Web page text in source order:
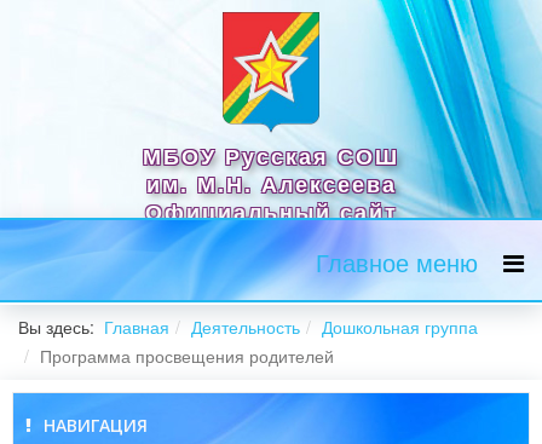
МБОУ Русская СОШ
им. М.Н. Алексеева
Официальный сайт
Главное меню
Вы здесь: Главная Деятельность
Дошкольная группа
Программа просвещения родителей
НАВИГАЦИЯ